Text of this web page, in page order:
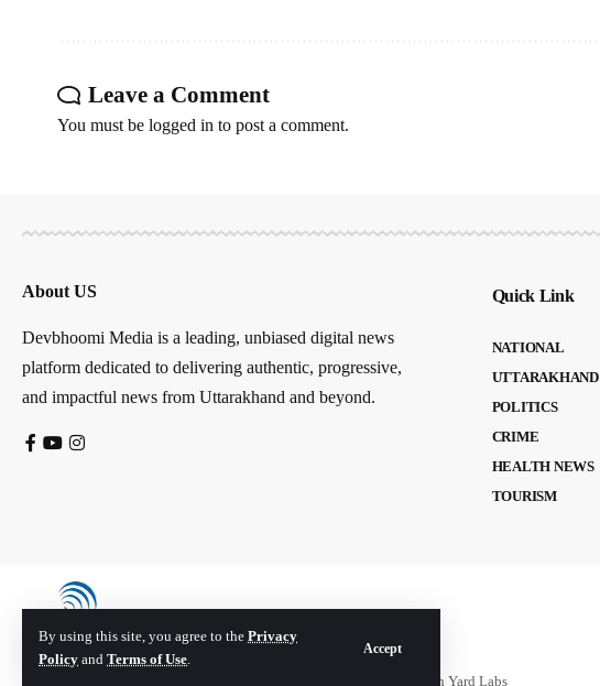
By using this site, you agree to the Privacy
Policy and Terms of Use.
Accept
Leave a Comment
You must be logged in to post a comment.
About US
Devbhoomi Media is a leading, unbiased digital news
platform dedicated to delivering authentic, progressive,
and impactful news from Uttarakhand and beyond.
Quick Link
NATIONAL
UTTARAKHAND
POLITICS
CRIME
HEALTH NEWS
TOURISM
Tech Yard Labs